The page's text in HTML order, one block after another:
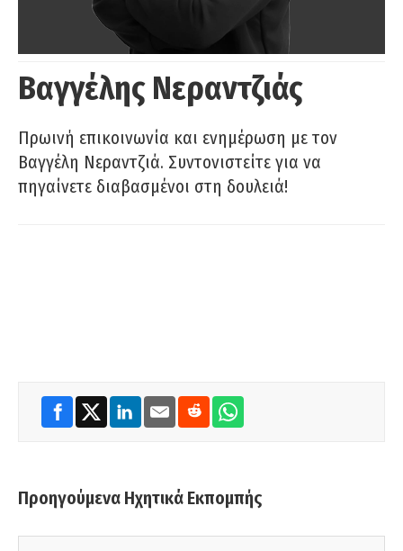
Βαγγέλης Νεραντζιάς
Πρωινή επικοινωνία και ενημέρωση με τον
Βαγγέλη Νεραντζιά. Συντονιστείτε για να
πηγαίνετε διαβασμένοι στη δουλειά!
Προηγούμενα Ηχητικά Εκπομπής